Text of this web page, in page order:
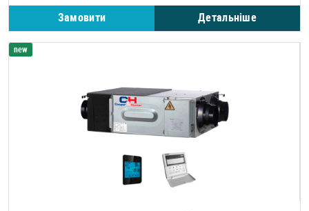
Замовити Детальніше
new